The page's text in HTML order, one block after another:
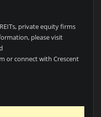
private equity firms
please visit
or connect with Crescent